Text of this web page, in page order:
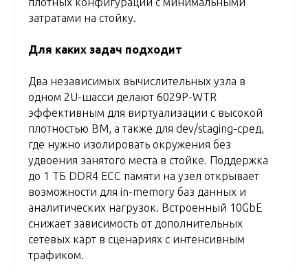
затратами на стойку.
Для каких задач подходит
Два независимых вычислительных узла в
одном 2U-шасси делают 6029P-WTR
эффективным для виртуализации с высокой
плотностью ВМ, а также для dev/staging-сред,
где нужно изолировать окружения без
удвоения занятого места в стойке. Поддержка
до 1 ТБ DDR4 ECC памяти на узел открывает
возможности для in-memory баз данных и
аналитических нагрузок. Встроенный 10GbE
снижает зависимость от дополнительных
сетевых карт в сценариях с интенсивным
трафиком.